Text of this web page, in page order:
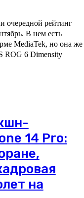
очередной рейтинг
В нем есть
MediaTek, но она же
14 Pro:
на